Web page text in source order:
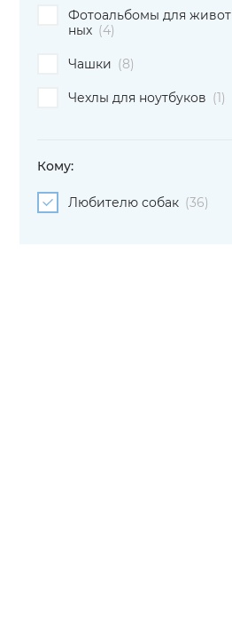
Фотоальбомы для живот
ных (4)
Чашки (8)
Чехлы для ноутбуков (1)
Кому:
Любителю собак (36)